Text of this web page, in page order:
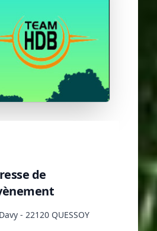
de
- 22120 QUESSOY